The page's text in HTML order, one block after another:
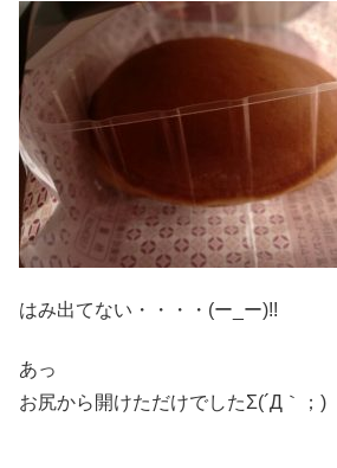
はみ出てない・・・・(ー_ー)!!
あっ
お尻から開けただけでしたΣ(´Д｀；)